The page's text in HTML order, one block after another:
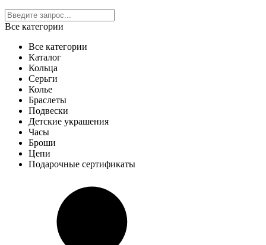
Все категории
Все категории
Каталог
Кольца
Серьги
Колье
Браслеты
Подвески
Детские украшения
Часы
Броши
Цепи
Подарочные сертификаты